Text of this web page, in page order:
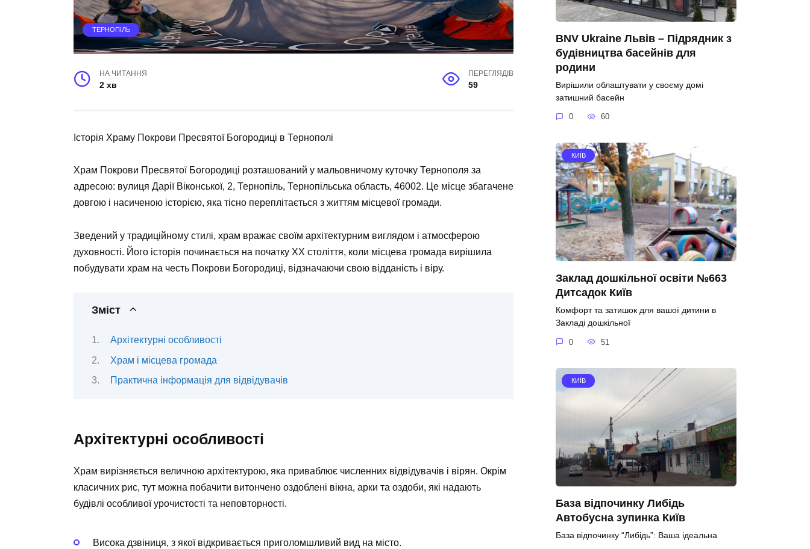
ТЕРНОПІЛЬ
НА ЧИТАННЯ
2 хв
ПЕРЕГЛЯДІВ
59
Історія Храму Покрови Пресвятої Богородиці в Тернополі
Храм Покрови Пресвятої Богородиці розташований у мальовничому куточку Тернополя за
адресою: вулиця Дарії Віконської, 2, Тернопіль, Тернопільська область, 46002. Це місце збагачене
довгою і насиченою історією, яка тісно переплітається з життям місцевої громади.
Зведений у традиційному стилі, храм вражає своїм архітектурним виглядом і атмосферою
духовності. Його історія починається на початку XX століття, коли місцева громада вирішила
побудувати храм на честь Покрови Богородиці, відзначаючи свою відданість і віру.
Зміст
Архітектурні особливості
Храм і місцева громада
Практична інформація для відвідувачів
Архітектурні особливості
Храм вирізняється величною архітектурою, яка приваблює численних відвідувачів і вірян. Окрім
класичних рис, тут можна побачити витончено оздоблені вікна, арки та оздоби, які надають
будівлі особливої урочистості та неповторності.
Висока дзвіниця, з якої відкривається приголомшливий вид на місто.
BNV Ukraine Львів – Підрядник з
будівництва басейнів для
родини
Вирішили облаштувати у своєму домі
затишний басейн
0 60
КИЇВ
Заклад дошкільної освіти №663
Дитсадок Київ
Комфорт та затишок для вашої дитини в
Закладі дошкільної
0 51
КИЇВ
База відпочинку Либідь
Автобусна зупинка Київ
База відпочинку “Либідь”: Ваша ідеальна